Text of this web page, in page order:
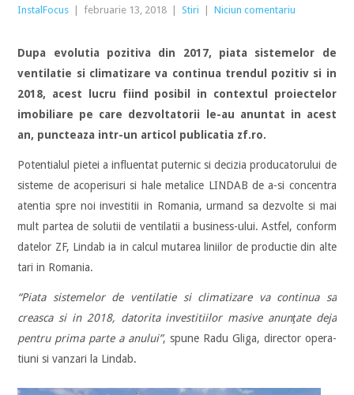
InstalFocus februarie 13, 2018 Stiri Niciun comentariu
Dupa evolutia pozitiva din 2017, piata sistemelor de
ventilatie si climatizare va continua trendul pozitiv si in
2018, acest lucru fiind posibil in contextul proiectelor
imobiliare pe care dezvoltatorii le-au anuntat in acest
an, puncteaza intr-un articol publicatia zf.ro.
Potentialul pietei a influentat puternic si decizia producatorului de
sisteme de acoperisuri si hale metalice LINDAB de a-si concentra
atentia spre noi investitii in Romania, urmand sa dezvolte si mai
mult partea de solutii de ventilatii a business-ului. Astfel, conform
datelor ZF, Lindab ia in calcul mutarea liniilor de productie din alte
tari in Romania.
“Piata sistemelor de ventilatie si climatizare va continua sa
creasca si in 2018, datorita investitiilor masive anun­ţate deja
pentru prima parte a anului”, spune Radu Gliga, director opera­
tiuni si vanzari la Lindab.